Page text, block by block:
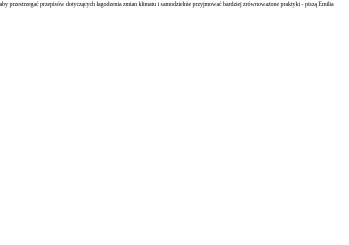
przestrzegać przepisów dotyczących łagodzenia zmian klimatu i samodzielnie przyjmować bardziej zrównoważone praktyki - piszą Emilia